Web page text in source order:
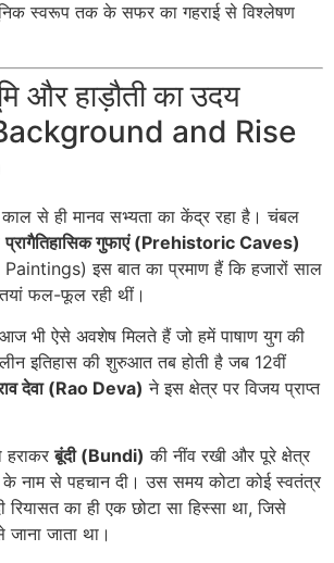
स्वरूप तक के सफर का गहराई से विश्लेषण
और हाड़ौती का उदय
and Rise
काल से ही मानव सभ्यता का केंद्र रहा है। चंबल
प्रागैतिहासिक गुफाएं (Prehistoric Caves)
इस बात का प्रमाण हैं कि हजारों साल
फल-फूल रही थीं।
आज भी ऐसे अवशेष मिलते हैं जो हमें पाषाण युग की
इतिहास की शुरुआत तब होती है जब 12वीं
देवा (Rao Deva) ने इस क्षेत्र पर विजय प्राप्त
हराकरबूंदी (Bundi) की नींव रखी और पूरे क्षेत्र
के नाम से पहचान दी। उस समय कोटा कोई स्वतंत्र
रियासत का ही एक छोटा सा हिस्सा था, जिसे
जाना जाता था।